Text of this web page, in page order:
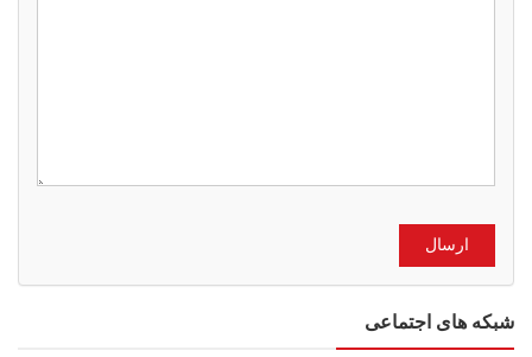
شبکه های اجتماعی